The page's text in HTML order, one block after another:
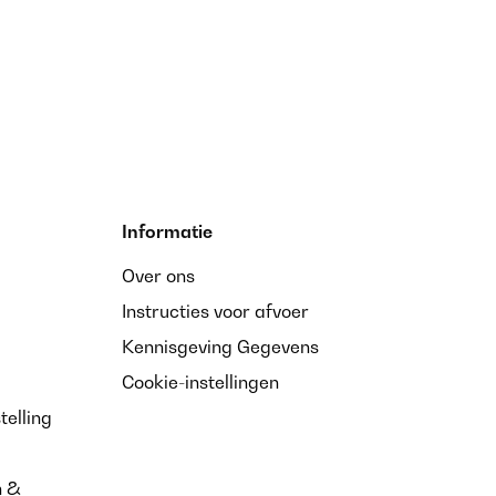
tolles Material.
155x200 (3-teilig)! Schon beim Auspacken merkt
– Das Material ist kuschelig und fühlt sich auf
Top Verarbeitung – Keine losen Fäden, stabile Nähte
&
Informatie
Over ons
Instructies voor afvoer
Kennisgeving Gegevens
Cookie-instellingen